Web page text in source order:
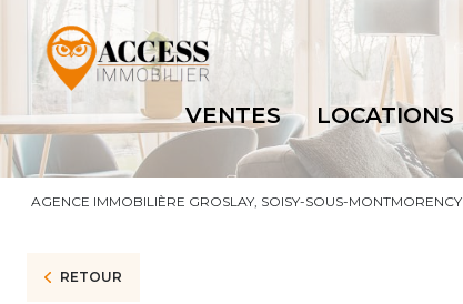
VENTES LOCATIONS
AGENCE IMMOBILIÈRE GROSLAY, SOISY-SOUS-MONTMORENCY
RETOUR